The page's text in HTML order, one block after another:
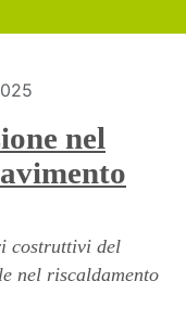
nel
costruttivi del
nel riscaldamento